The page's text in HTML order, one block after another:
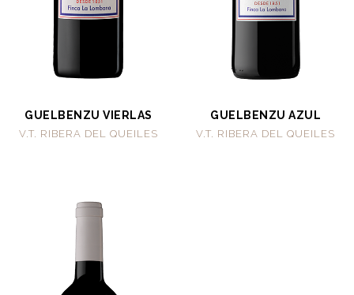
GUELBENZU VIERLAS
V.T. RIBERA DEL QUEILES
GUELBENZU AZUL
V.T. RIBERA DEL QUEILES